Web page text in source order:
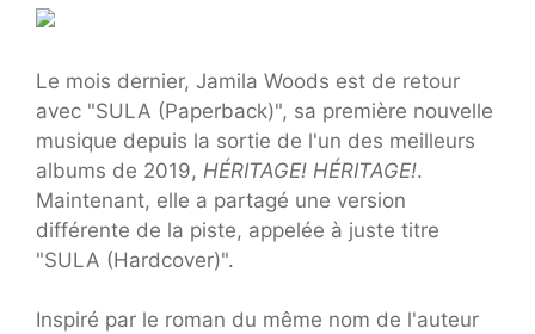
Le mois dernier, Jamila Woods est de retour
avec "SULA (Paperback)", sa première nouvelle
musique depuis la sortie de l'un des meilleurs
albums de 2019, HÉRITAGE! HÉRITAGE!.
Maintenant, elle a partagé une version
différente de la piste, appelée à juste titre
"SULA (Hardcover)".
Inspiré par le roman du même nom de l'auteur